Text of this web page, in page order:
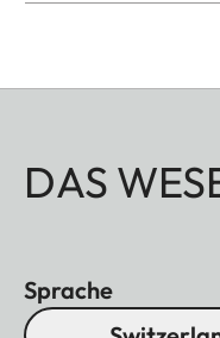
DAS
Sprache